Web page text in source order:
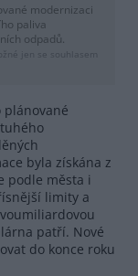
modernizaci
paliva
odpadů.
jen se souhlasem
byla získána z
podle města i
limity a
patří. Nové
do konce roku